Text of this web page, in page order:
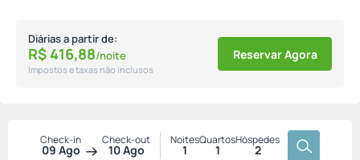
Diárias a partir de:
R$ 416,88/noite
Impostos e taxas não inclusos
Reservar Agora
Check-in
09 Ago
Check-out
10 Ago
Noites
1
Quartos
1
Hóspedes
2